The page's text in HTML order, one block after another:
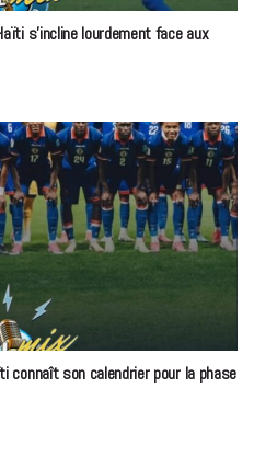
s’incline lourdement face aux
son calendrier pour la phase